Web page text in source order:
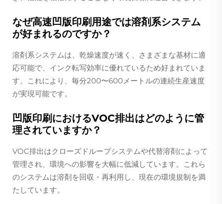
なぜ高速凹版印刷用途では溶剤系システム
が好まれるのですか？
溶剤系システムは、乾燥速度が速く、さまざまな基材に適
応可能で、インク転写効率に優れているため好まれていま
す。これにより、毎分200〜600メートルの連続生産速度
が実現可能です。
凹版印刷におけるVOC排出はどのように管
理されていますか？
VOC排出はクローズドループシステムや代替溶剤によって
管理され、環境への影響を大幅に低減しています。これら
のシステムは溶剤を回収・再利用し、現在の環境規制を満
たしています。